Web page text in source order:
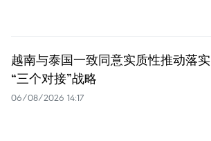
越南与泰国一致同意实质性推动落实
“三个对接”战略
06/08/2026 14:17